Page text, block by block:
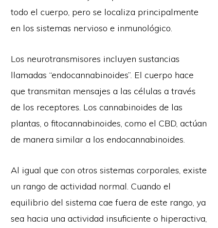
todo el cuerpo, pero se localiza principalmente
en los sistemas nervioso e inmunológico.
Los neurotransmisores incluyen sustancias
llamadas “endocannabinoides”. El cuerpo hace
que transmitan mensajes a las células a través
de los receptores. Los cannabinoides de las
plantas, o fitocannabinoides, como el CBD, actúan
de manera similar a los endocannabinoides.
Al igual que con otros sistemas corporales, existe
un rango de actividad normal. Cuando el
equilibrio del sistema cae fuera de este rango, ya
sea hacia una actividad insuficiente o hiperactiva,